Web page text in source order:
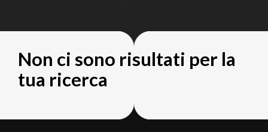
Non ci sono risultati per la
tua ricerca